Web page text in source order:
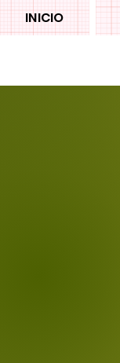
INICIO